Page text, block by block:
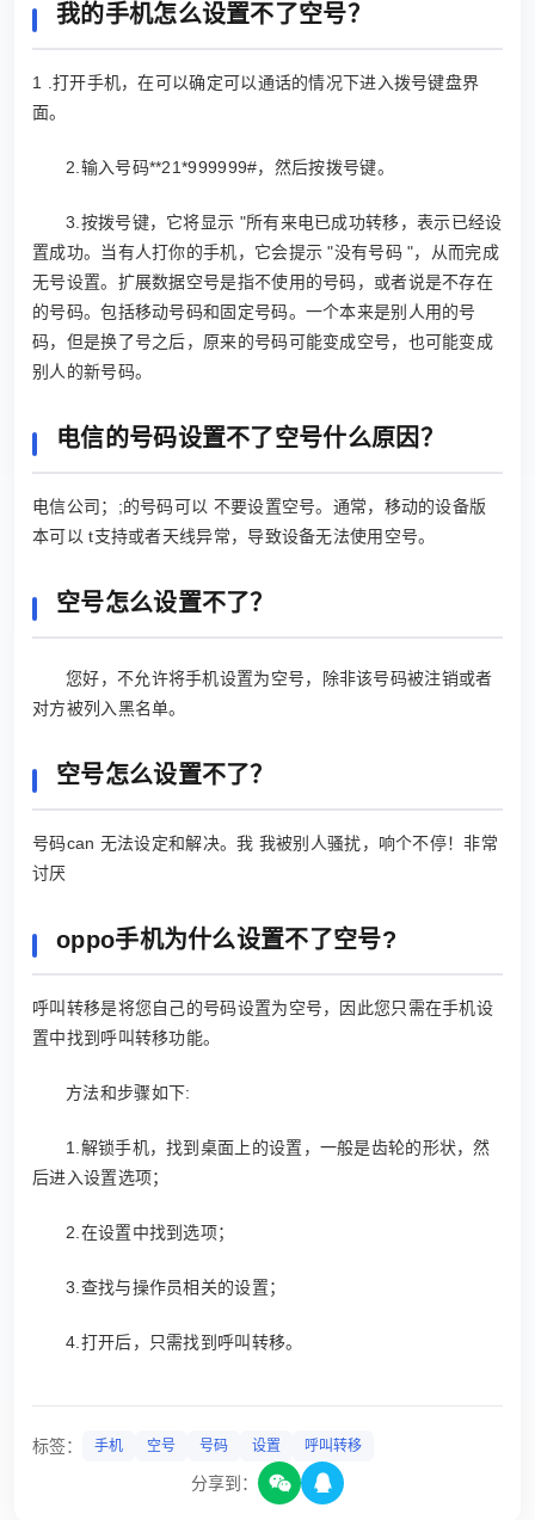
我的手机怎么设置不了空号？
1 .打开手机，在可以确定可以通话的情况下进入拨号键盘界
面。
2.输入号码**21*999999#，然后按拨号键。
3.按拨号键，它将显示 "所有来电已成功转移，表示已经设
置成功。当有人打你的手机，它会提示 "没有号码 "，从而完成
无号设置。扩展数据空号是指不使用的号码，或者说是不存在
的号码。包括移动号码和固定号码。一个本来是别人用的号
码，但是换了号之后，原来的号码可能变成空号，也可能变成
别人的新号码。
电信的号码设置不了空号什么原因？
电信公司；;的号码可以 不要设置空号。通常，移动的设备版
本可以 t支持或者天线异常，导致设备无法使用空号。
空号怎么设置不了？
您好，不允许将手机设置为空号，除非该号码被注销或者
对方被列入黑名单。
空号怎么设置不了？
号码can 无法设定和解决。我 我被别人骚扰，响个不停！非常
讨厌
oppo手机为什么设置不了空号?
呼叫转移是将您自己的号码设置为空号，因此您只需在手机设
置中找到呼叫转移功能。
方法和步骤如下:
1.解锁手机，找到桌面上的设置，一般是齿轮的形状，然
后进入设置选项；
2.在设置中找到选项；
3.查找与操作员相关的设置；
4.打开后，只需找到呼叫转移。
标签： 手机 空号 号码 设置 呼叫转移
分享到：